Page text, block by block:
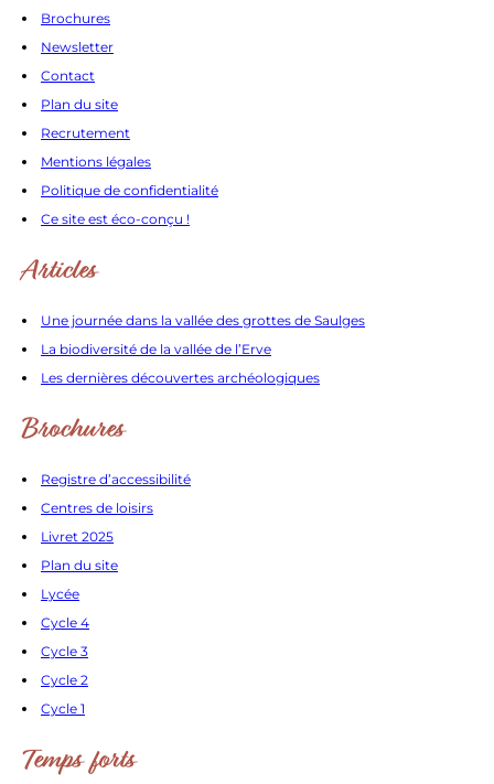
Brochures
Newsletter
Contact
Plan du site
Recrutement
Mentions légales
Politique de confidentialité
Ce site est éco-conçu !
Articles
Une journée dans la vallée des grottes de Saulges
La biodiversité de la vallée de l’Erve
Les dernières découvertes archéologiques
Brochures
Registre d’accessibilité
Centres de loisirs
Livret 2025
Plan du site
Lycée
Cycle 4
Cycle 3
Cycle 2
Cycle 1
Temps forts